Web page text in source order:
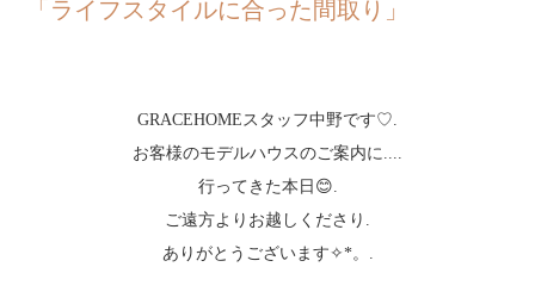
「ライフスタイルに合った間取り」
GRACEHOMEスタッフ中野です♡.
お客様のモデルハウスのご案内に....
行ってきた本日😊.
ご遠方よりお越しくださり.
ありがとうございます✧︎*。.